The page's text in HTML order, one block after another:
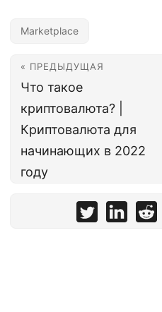
Marketplace
« ПРЕДЫДУЩАЯ
Что такое
криптовалюта? |
Криптовалюта для
начинающих в 2022
году